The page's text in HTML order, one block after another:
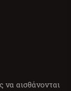
αισθάνονται